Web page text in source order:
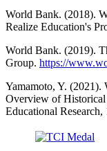
World Bank. (2018).
Realize Education's
World Bank. (2019).
Group. https://
Yamamoto, Y. (2021).
Overview of Historical
Educational Research,